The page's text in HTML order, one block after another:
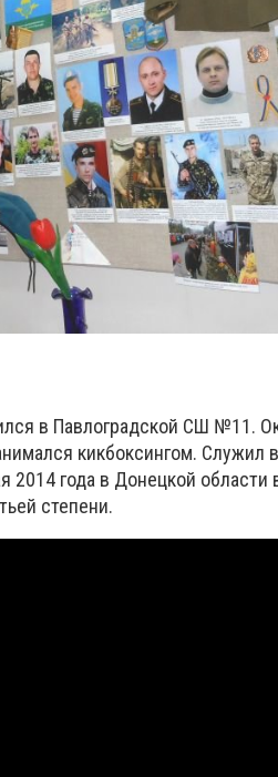
в Павлоградской СШ №11.
кикбоксингом. Служил
2014 года в Донецкой области
степени.